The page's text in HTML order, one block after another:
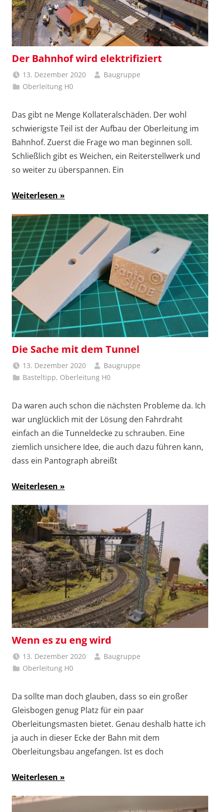
Der Bahnhof wird elektrifiziert
13. Dezember 2020
Baugruppe
Oberleitung H0
Das gibt ne Menge Kollateralschäden. Der wohl
schwierigste Teil ist der Aufbau der Oberleitung im
Bahnhof. Zuerst die Frage wo man beginnen soll.
Schließlich gibt es Weichen, ein Reiterstellwerk und
so weiter zu überspannen. Ein
Weiterlesen
Die Sache mit dem Tunnel
13. Dezember 2020
Baugruppe
Basteltipp, Oberleitung H0
Da waren auch schon die nächsten Probleme da. Ich
war unglücklich mit der Lösung den Fahrdraht
einfach an die Tunneldecke zu schrauben. Eine
ziemlich unsichere Idee, die auch dazu führen kann,
dass ein Pantograph abreißt
Weiterlesen
Wenn es zu eng wird
13. Dezember 2020
Baugruppe
Oberleitung H0
Da sollte man doch glauben, dass so ein großer
Gleisbogen genug Platz für ein paar
Oberleitungsmasten bietet. Genau deshalb hatte ich
ja auch in dieser Ecke der Bahn mit dem
Oberleitungsbau angefangen. Ist es doch
Weiterlesen